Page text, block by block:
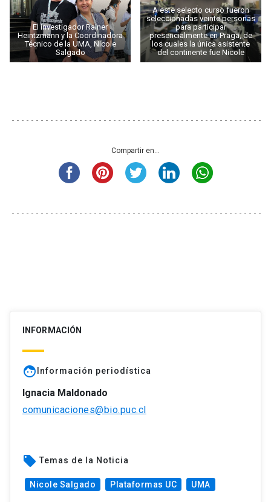
El investigador Rainer
Heintzmann y la Coordinadora
Técnico de la UMA, Nicole
Salgado
A este selecto curso fueron
seleccionadas veinte personas
para participar
presencialmente en Praga, de
los cuales la única asistente
del continente fue Nicole
Compartir en...
INFORMACIÓN
faceInformación periodística
Ignacia Maldonado
comunicaciones@bio.puc.cl
local_offer Temas de la Noticia
Nicole Salgado Plataformas UC UMA